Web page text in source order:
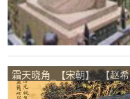
霜天晓角_【宋朝】_【赵希
蓬】